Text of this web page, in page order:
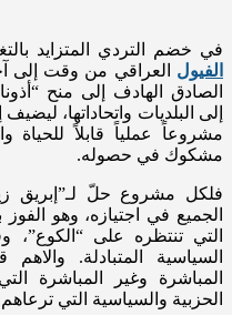
في خضم التردي المتزايد
الفيول العراقي من وقت إلى
الصادق الهادف إلى منح
إلى البلديات واتحاداتها،
مشروعاً عملياً قابلاً
مشكوك في حصوله.
فلكل مشروع حلّ لـ”إبريق
الجميع في اجتيازه، وهو
التي تنتظره على “الكوع”،
السياسية المتبادلة.
المباشرة وغير المباشرة
الحزبية والسياسية التي